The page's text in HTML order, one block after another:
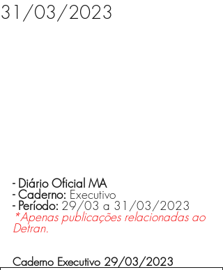
31/03/2023
- Diário Oficial MA
- Caderno: Executivo
- Período: 29/03 a 31/03/2023
*Apenas publicações relacionadas ao
Detran.
Caderno Executivo 29/03/2023